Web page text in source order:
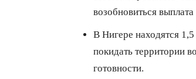
возобновиться
В Нигере находятся
покидать территории
готовности.